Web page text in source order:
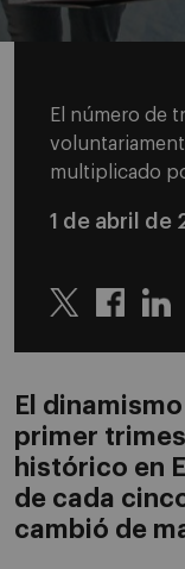
El número de
multiplicado
1 de abril de
Twitter
El
primer
histórico en
de cada
cambió de